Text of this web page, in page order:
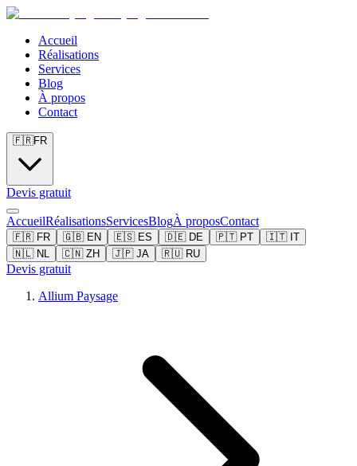
Accueil
Réalisations
Services
Blog
À propos
Contact
🇫🇷FR
Devis gratuit
AccueilRéalisationsServicesBlogÀ proposContact
🇫🇷 FR 🇬🇧 EN 🇪🇸 ES 🇩🇪 DE 🇵🇹 PT 🇮🇹 IT
🇳🇱 NL 🇨🇳 ZH 🇯🇵 JA 🇷🇺 RU
Devis gratuit
Allium Paysage